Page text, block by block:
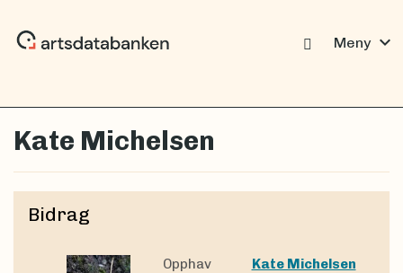
Meny expand_more
Kate Michelsen
Bidrag
Opphav
Kate Michelsen